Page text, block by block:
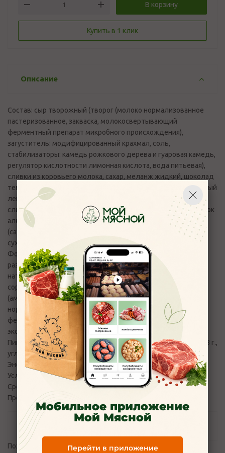
В корзину
Купить в 1 клик
Описание
Состав: сыр творожный (творог (молоко нормализованное
пастеризованное, закваска, молокосвертывающий
ферментный препарат микробного происхождения),
загуститель: модифицированный крахмал, соль,
стабилизаторы: камедь рожкового дерева и гуаровая камедь,
регулятор кислотности лимонная кислота, вода питьевая),
сливки из коровьего молока, сахар, меланж жидкий, шоколад
темный (какао тертое, сахар, какао-масло, эмульгатор- соевый
лецитин, ароматизатор натуральный- ваниль), масло
сливочное, мука пшеничная хлебопекарная в/с, какао порошок
алкализованный, белок молочный, смесь для выпекания
(сахар, мука пшеничная хлебопекарная, сыворотка молочная
сухая, крахмал пшеничный, агент антислеживающий (Орто-
Фосфат кальция ), масло растительное подсолнечное,
разрыхлители (дигидропирофосфат натрия,гидрокарбонат
натрия), закваска ржаная сухая, ароматизатор, консервант
сорбат калия, ферменты микробного происхождения
(амилазы, липазы)), крахмал кукурузный, творог (молоко
нормализованное, закваска, молокосвертывающий
ферментный препарат животного происхождения), соль,
экстракт ванили.
Пищевая ценность на 100 гр. продукта: белки - 7 г., жиры - 28 г.,
углеводы - 32 г.
Энергетическая ценность на 100 гр.: 410 ккал
Условия хранения: от +2°С до +6 °C
Срок годности: 45 дней
Производитель: ООО «ВИТАФУД»
Отзывы
Пожалуйста, авторизуйтесь , чтобы оставить отзыв.
Мобильное приложение
Мой Мясной
Перейти в приложение